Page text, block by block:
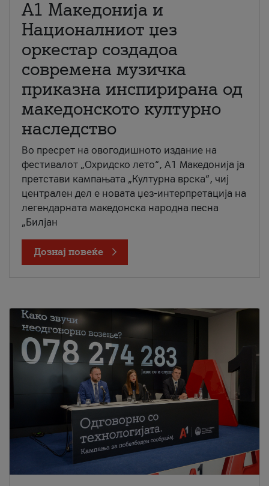
А1 Македонија и
Националниот џез
оркестар создадоа
современа музичка
приказна инспирирана од
македонското културно
наследство
Во пресрет на овогодишното издание на
фестивалот „Охридско лето“, А1 Македонија ја
претстави кампањата „Културна врска“, чиј
централен дел е новата џез-интерпретација на
легендарната македонска народна песна
„Билјан
Дознај повеќе